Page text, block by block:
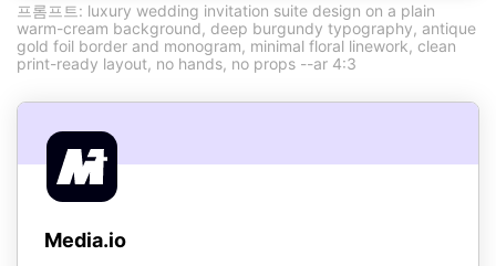
프롬프트: luxury wedding invitation suite design on a plain
warm-cream background, deep burgundy typography, antique
gold foil border and monogram, minimal floral linework, clean
print-ready layout, no hands, no props --ar 4:3
Media.io